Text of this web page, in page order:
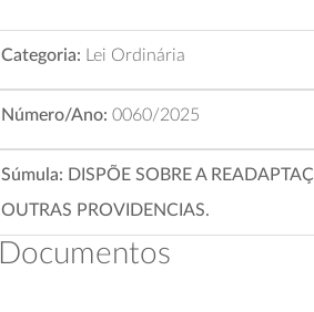
Categoria: Lei Ordinária
Número/Ano: 0060/2025
Súmula: DISPÕE SOBRE A
OUTRAS PROVIDENCIAS.
Documentos